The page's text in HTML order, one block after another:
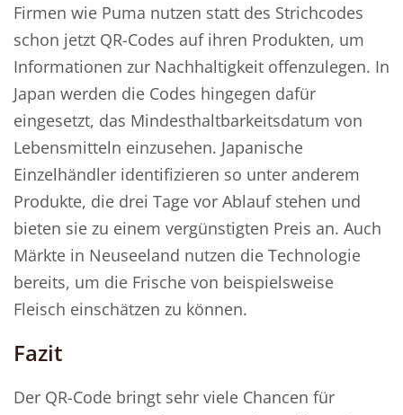
Firmen wie Puma nutzen statt des Strichcodes
schon jetzt QR-Codes auf ihren Produkten, um
Informationen zur Nachhaltigkeit offenzulegen. In
Japan werden die Codes hingegen dafür
eingesetzt, das Mindesthaltbarkeitsdatum von
Lebensmitteln einzusehen. Japanische
Einzelhändler identifizieren so unter anderem
Produkte, die drei Tage vor Ablauf stehen und
bieten sie zu einem vergünstigten Preis an. Auch
Märkte in Neuseeland nutzen die Technologie
bereits, um die Frische von beispielsweise
Fleisch einschätzen zu können.
Fazit
Der QR-Code bringt sehr viele Chancen für